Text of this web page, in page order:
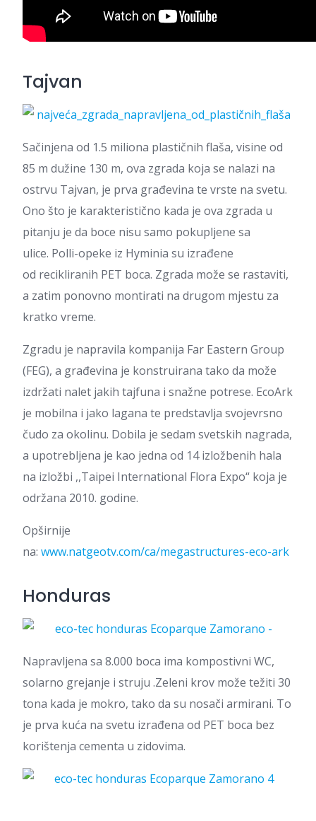
Tajvan
Sačinjena od 1.5 miliona plastičnih flaša, visine od
85 m dužine 130 m, ova zgrada koja se nalazi na
ostrvu Tajvan, je prva građevina te vrste na svetu.
Ono što je karakteristično kada je ova zgrada u
pitanju je da boce nisu samo pokupljene sa
ulice. Polli-opeke iz Hyminia su izrađene
od recikliranih PET boca. Zgrada može se rastaviti,
a zatim ponovno montirati na drugom mjestu za
kratko vreme.
Zgradu je napravila kompanija Far Eastern Group
(FEG), a građevina je konstruirana tako da može
izdržati nalet jakih tajfuna i snažne potrese. EcoArk
je mobilna i jako lagana te predstavlja svojevrsno
čudo za okolinu. Dobila je sedam svetskih nagrada,
a upotrebljena je kao jedna od 14 izložbenih hala
na izložbi ,,Taipei International Flora Expo“ koja je
održana 2010. godine.
Opširnije
na: www.natgeotv.com/ca/megastructures-eco-ark
Honduras
Napravljena sa 8.000 boca ima kompostivni WC,
solarno grejanje i struju .Zeleni krov može težiti 30
tona kada je mokro, tako da su nosači armirani. To
je prva kuća na svetu izrađena od PET boca bez
korištenja cementa u zidovima.